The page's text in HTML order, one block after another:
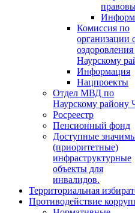
Комиссия по
организации
Наурскому
Информация
Нацпроекты
Отдел МВД по
Наурскому району
Росреестр
Пенсионный фонд
Доступные
(приоритетные)
инфраструктурные
объекты для
инвалидов.
Территориальная
Противодействие